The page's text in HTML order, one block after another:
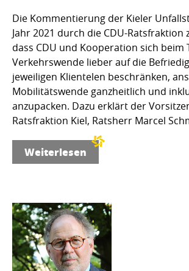
Die Kommentierung der Kieler
Jahr 2021 durch die CDU-Ratsfraktion
dass CDU und Kooperation sich beim
Verkehrswende lieber auf die
jeweiligen Klientelen beschränken,
Mobilitätswende ganzheitlich und
anzupacken. Dazu erklärt der
Ratsfraktion Kiel, Ratsherr Marcel
Weiterlesen